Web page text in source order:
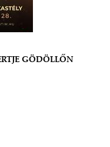
GÖDÖLLŐN